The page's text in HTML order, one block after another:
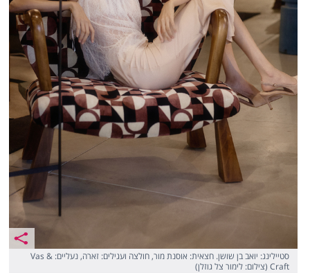
סטיילינג: יואב בן שושן. חצאית: אוסנת מור, חולצה ועגילים: זארה, נעליים: Vas &
Craft (צילום: לימור צל גוזלן)